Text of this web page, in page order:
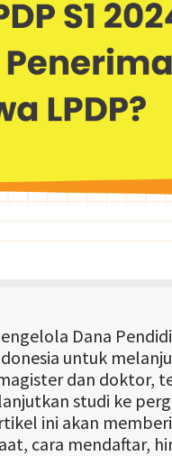
Dana
untuk
dan doktor,
studi ke
ini akan
cara mendaftar,